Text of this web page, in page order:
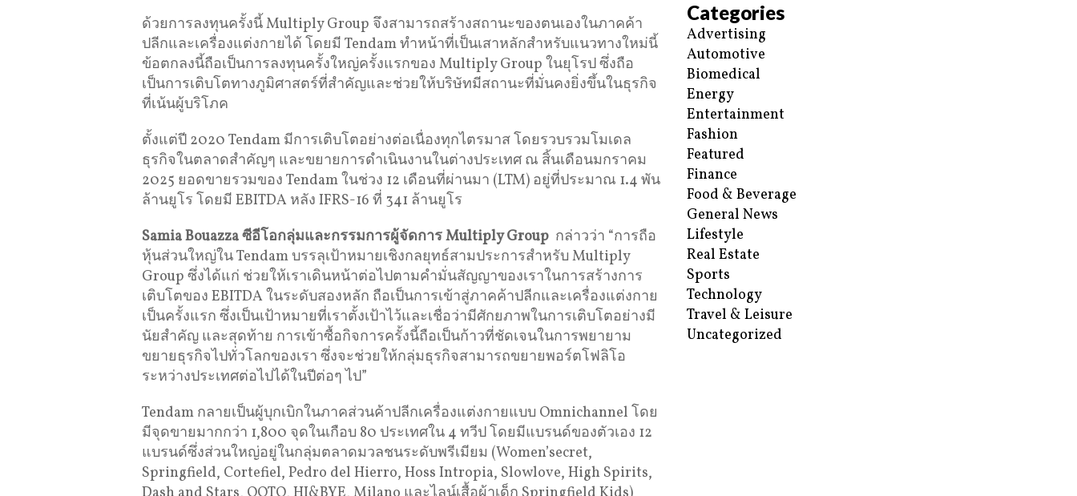
ด้วยการลงทุนครั้งนี้ Multiply Group จึงสามารถสร้างสถานะของตนเองในภาคค้า
ปลีกและเครื่องแต่งกายได้ โดยมี Tendam ทำหน้าที่เป็นเสาหลักสำหรับแนวทางใหม่นี้
ข้อตกลงนี้ถือเป็นการลงทุนครั้งใหญ่ครั้งแรกของ Multiply Group ในยุโรป ซึ่งถือ
เป็นการเติบโตทางภูมิศาสตร์ที่สำคัญและช่วยให้บริษัทมีสถานะที่มั่นคงยิ่งขึ้นในธุรกิจ
ที่เน้นผู้บริโภค
ตั้งแต่ปี 2020 Tendam มีการเติบโตอย่างต่อเนื่องทุกไตรมาส โดยรวบรวมโมเดล
ธุรกิจในตลาดสำคัญๆ และขยายการดำเนินงานในต่างประเทศ ณ สิ้นเดือนมกราคม
2025 ยอดขายรวมของ Tendam ในช่วง 12 เดือนที่ผ่านมา (LTM) อยู่ที่ประมาณ 1.4 พัน
ล้านยูโร โดยมี EBITDA หลัง IFRS-16 ที่ 341 ล้านยูโร
Samia Bouazza ซีอีโอกลุ่มและกรรมการผู้จัดการ Multiply Group กล่าวว่า “การถือ
หุ้นส่วนใหญ่ใน Tendam บรรลุเป้าหมายเชิงกลยุทธ์สามประการสำหรับ Multiply
Group ซึ่งได้แก่ ช่วยให้เราเดินหน้าต่อไปตามคำมั่นสัญญาของเราในการสร้างการ
เติบโตของ EBITDA ในระดับสองหลัก ถือเป็นการเข้าสู่ภาคค้าปลีกและเครื่องแต่งกาย
เป็นครั้งแรก ซึ่งเป็นเป้าหมายที่เราตั้งเป้าไว้และเชื่อว่ามีศักยภาพในการเติบโตอย่างมี
นัยสำคัญ และสุดท้าย การเข้าซื้อกิจการครั้งนี้ถือเป็นก้าวที่ชัดเจนในการพยายาม
ขยายธุรกิจไปทั่วโลกของเรา ซึ่งจะช่วยให้กลุ่มธุรกิจสามารถขยายพอร์ตโฟลิโอ
ระหว่างประเทศต่อไปได้ในปีต่อๆ ไป”
Tendam กลายเป็นผู้บุกเบิกในภาคส่วนค้าปลีกเครื่องแต่งกายแบบ Omnichannel โดย
มีจุดขายมากกว่า 1,800 จุดในเกือบ 80 ประเทศใน 4 ทวีป โดยมีแบรนด์ของตัวเอง 12
แบรนด์ซึ่งส่วนใหญ่อยู่ในกลุ่มตลาดมวลชนระดับพรีเมียม (Women’secret,
Springfield, Cortefiel, Pedro del Hierro, Hoss Intropia, Slowlove, High Spirits,
Categories
Advertising
Automotive
Biomedical
Energy
Entertainment
Fashion
Featured
Finance
Food & Beverage
General News
Lifestyle
Real Estate
Sports
Technology
Travel & Leisure
Uncategorized